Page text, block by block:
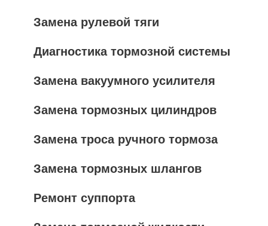
Замена рулевой тяги
Диагностика тормозной системы
Замена вакуумного усилителя
Замена тормозных цилиндров
Замена троса ручного тормоза
Замена тормозных шлангов
Ремонт суппорта